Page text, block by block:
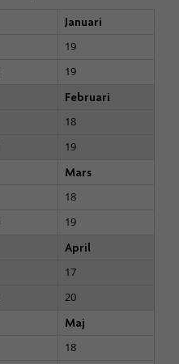
Januari
19
19
Februari
18
19
Mars
18
19
April
17
20
Maj
18